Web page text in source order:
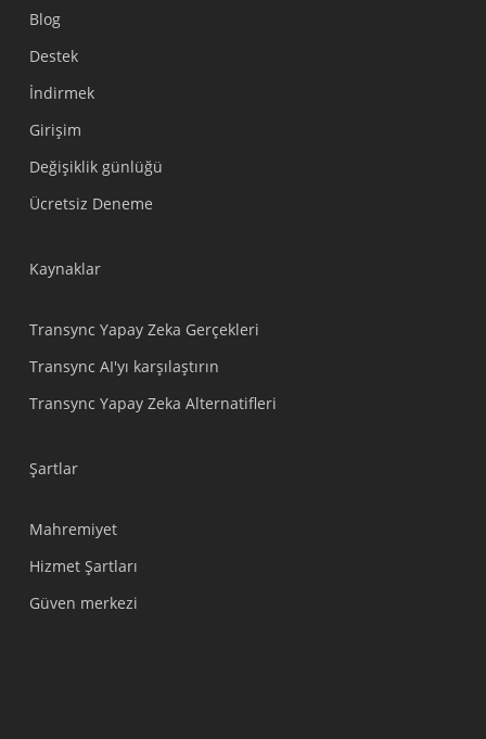
Blog
Destek
İndirmek
Girişim
Değişiklik günlüğü
Ücretsiz Deneme
Kaynaklar
Transync Yapay Zeka Gerçekleri
Transync AI'yı karşılaştırın
Transync Yapay Zeka Alternatifleri
Şartlar
Mahremiyet
Hizmet Şartları
Güven merkezi